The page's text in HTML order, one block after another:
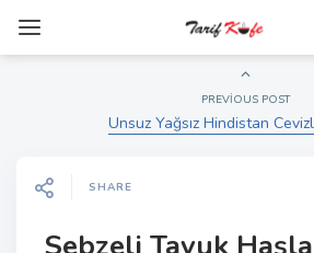
PREVIOUS POST
Unsuz Yağsız Hindistan
SHARE